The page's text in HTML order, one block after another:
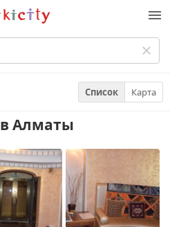
Викисити
Список Карта
в Алматы